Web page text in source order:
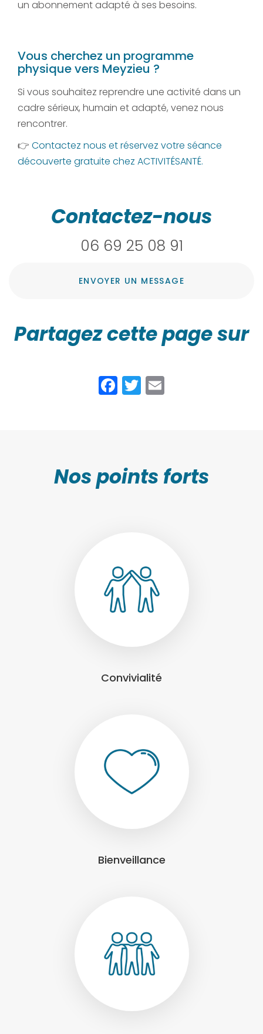
un abonnement adapté à ses besoins.
Vous cherchez un programme
physique vers Meyzieu ?
Si vous souhaitez reprendre une activité dans un
cadre sérieux, humain et adapté, venez nous
rencontrer.
👉 Contactez nous et réservez votre séance
découverte gratuite chez ACTIVITÉSANTÉ.
Contactez-nous
06 69 25 08 91
ENVOYER UN MESSAGE
Partagez cette page sur
Facebook
Twitter
Nos points forts
Convivialité
Bienveillance